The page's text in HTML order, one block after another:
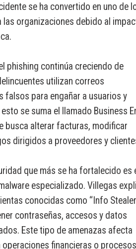
se ha convertido en uno de
organizaciones debido al
phishing continúa creciendo de
utilizan correos
falsos para engañar a usuarios y
se suma el llamado Business
busca alterar facturas, modificar
dirigidos a proveedores y
que más se ha fortalecido es
especializado. Villegas
conocidas como “Info
contraseñas, accesos y datos
Este tipo de amenazas afecta
financieras o procesos